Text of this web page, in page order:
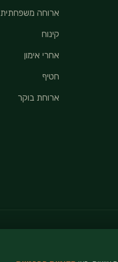
ארוחה משפחתית
קינוח
אחרי אימון
חטיף
ארוחת בוקר